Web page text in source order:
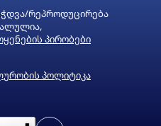
რეპროდუცირება
პირობები
პოლიტიკა